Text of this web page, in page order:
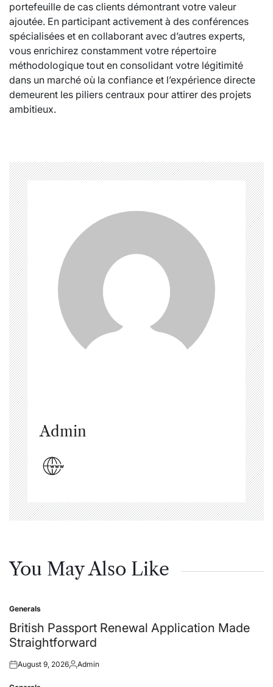
portefeuille de cas clients démontrant votre valeur
ajoutée. En participant activement à des conférences
spécialisées et en collaborant avec d’autres experts,
vous enrichirez constamment votre répertoire
méthodologique tout en consolidant votre légitimité
dans un marché où la confiance et l’expérience directe
demeurent les piliers centraux pour attirer des projets
ambitieux.
Admin
You May Also Like
Posted
in
Generals
British Passport Renewal Application Made
Straightforward
Posted
August 9, 2026Posted
Admin